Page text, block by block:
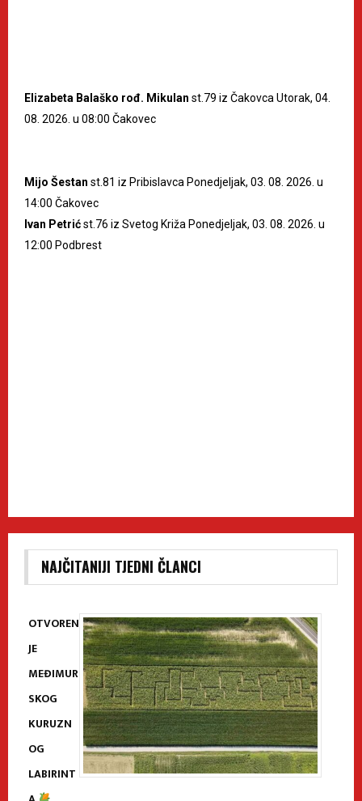
Elizabeta Balaško rođ. Mikulan st.79 iz Čakovca Utorak, 04.
08. 2026. u 08:00 Čakovec
Mijo Šestan st.81 iz Pribislavca Ponedjeljak, 03. 08. 2026. u
14:00 Čakovec
Ivan Petrićst.76 iz Svetog Križa Ponedjeljak, 03. 08. 2026. u
12:00 Podbrest
NAJČITANIJI TJEDNI ČLANCI
OTVOREN
JE
MEĐIMUR
SKOG
KURUZN
OG
LABIRINT